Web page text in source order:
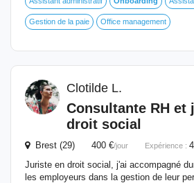
Gestion de la paie Office management
Clotilde L.
Consultante RH et
droit social
Brest (29) 400 €/jour Expérience :
Juriste en droit social, j'ai accompagné
les employeurs dans la gestion de leur